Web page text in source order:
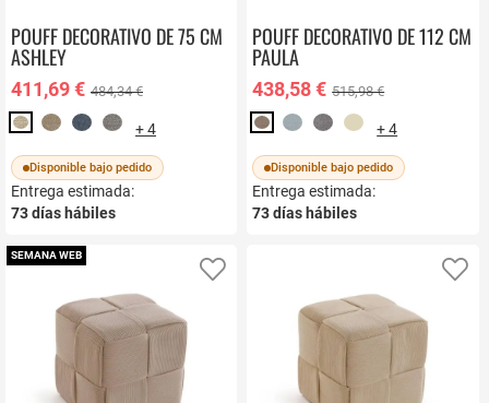
POUFF DECORATIVO DE 75 CM
ASHLEY
411,69 € 484,34 €
+ 4
Disponible bajo pedido
Entrega estimada:
73días hábiles
POUFF DECORATIVO DE 112 CM
PAULA
438,58 € 515,98 €
+ 4
Disponible bajo pedido
Entrega estimada:
73días hábiles
SEMANA WEB